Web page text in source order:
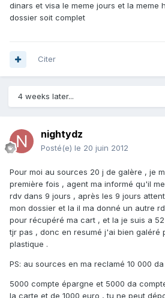
dinars et visa le meme jours et la meme
dossier soit complet
Citer
4 weeks later...
nightydz
Posté(e) le 20 juin 2012
Pour moi au sources 20 j de galère , je
première fois , agent ma informé qu'il
rdv dans 9 jours , après les 9 jours
mon dossier et la il ma donné un autre
pour récupéré ma cart , et la je suis a
tjr pas , donc en resumé j'ai bien galéré
plastique .
PS: au sources en ma reclamé 10 000
5000 compte épargne et 5000 da
la carte et de 1000 euro , tu ne peut